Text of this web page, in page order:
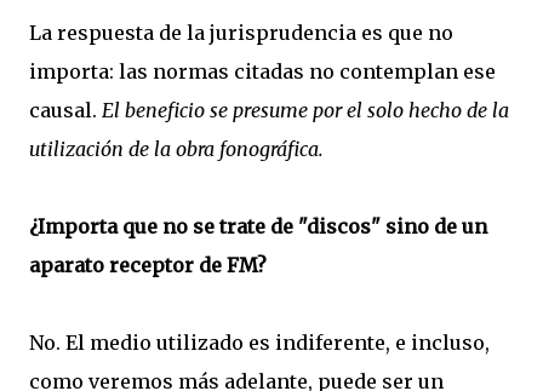
La respuesta de la jurisprudencia es que no
importa: las normas citadas no contemplan ese
causal. El beneficio se presume por el solo hecho de la
utilización de la obra fonográfica.
¿Importa que no se trate de "discos" sino de un
aparato receptor de FM?
No. El medio utilizado es indiferente, e incluso,
como veremos más adelante, puede ser un